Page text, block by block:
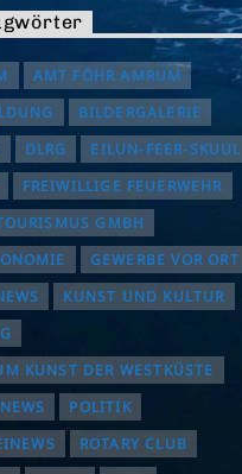
AMT FÖHR AMRUM
BILDERGALERIE
DLRG
EILUN-FEER-SKUUL
FREIWILLIGE FEUERWEHR
GMBH
GEWERBE VOR ORT
KUNST UND KULTUR
KUNST DER WESTKÜSTE
POLITIK
ROTARY CLUB